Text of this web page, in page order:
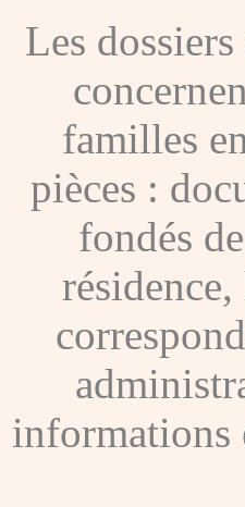
Les
familles
pièces :
fondés
informations